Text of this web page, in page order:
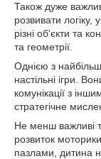
Також дуже
розвивати логіку,
різні об'єкти та
та геометрії.
Однією з
настільні ігри.
комунікації з
стратегічне
Не менш важливі
розвиток
пазлами, дитина